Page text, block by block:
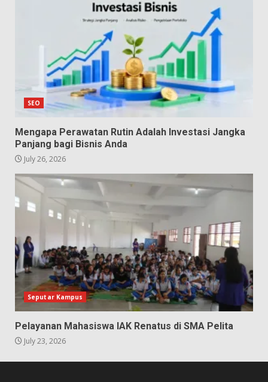
SEO
Mengapa Perawatan Rutin Adalah Investasi Jangka
Panjang bagi Bisnis Anda
July 26, 2026
Seputar Kampus
Pelayanan Mahasiswa IAK Renatus di SMA Pelita
July 23, 2026